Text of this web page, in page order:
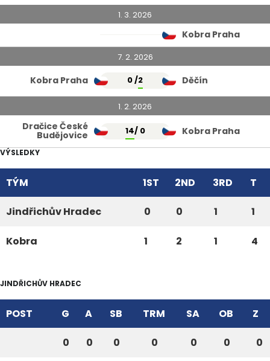
1. 3. 2026
Kobra Praha
7. 2. 2026
Kobra Praha 0 /2 Děčín
1. 2. 2026
Dračice České
Budějovice 14/ 0 Kobra Praha
VÝSLEDKY
TÝM 1ST 2ND 3RD T
Jindřichův Hradec 0 0 1 1
Kobra 1 2 1 4
JINDŘICHŮV HRADEC
POST G A SB TRM SA OB Z
0 0 0 0 0 0 0